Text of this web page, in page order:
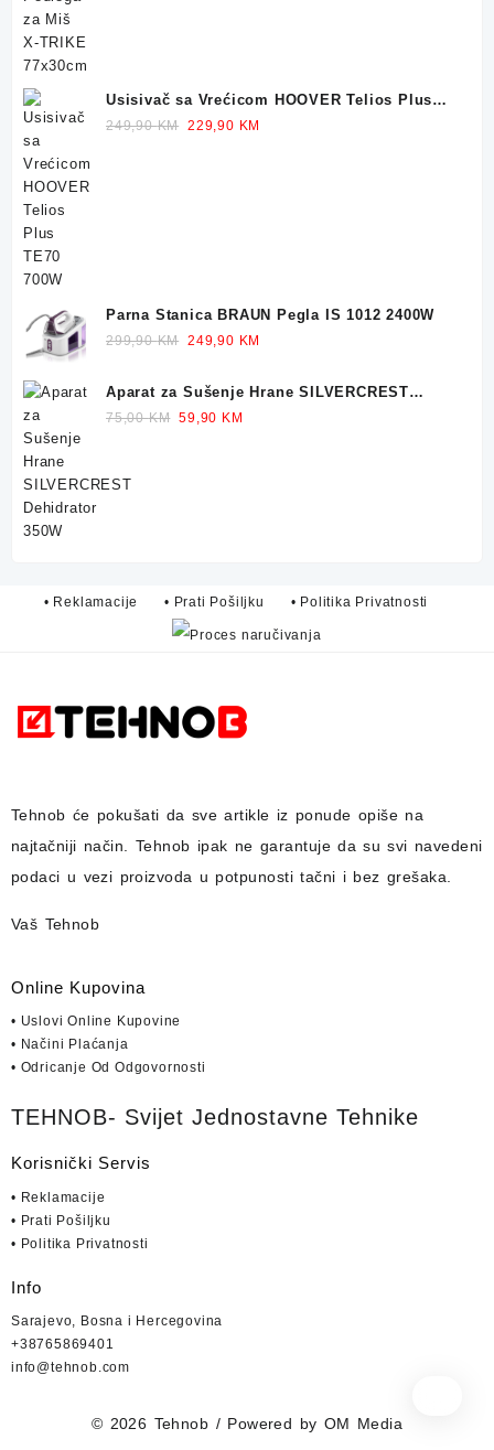
Usisivač sa Vrećicom HOOVER Telios Plus
TE70 700W
249,90KM Original
229,90 KM
Parna Stanica BRAUN Pegla IS 1012 2400W
299,90KM Original
was:
249,90 KM
Aparat za Sušenje Hrane SILVERCREST
Dehidrator 350W
75,00KM Original
59,90 KM
• Reklamacije • Prati Pošiljku • Politika Privatnosti
Tehnob će pokušati da sve artikle iz ponude opiše na
najtačniji način. Tehnob ipak ne garantuje da su svi navedeni
podaci u vezi proizvoda u potpunosti tačni i bez grešaka.
Vaš Tehnob
Online Kupovina
• Uslovi Online Kupovine
• Načini Plaćanja
• Odricanje Od Odgovornosti
TEHNOB- Svijet Jednostavne Tehnike
Korisnički Servis
• Reklamacije
• Prati Pošiljku
• Politika Privatnosti
Info
Sarajevo, Bosna i Hercegovina
+38765869401
info@tehnob.com
© 2026 Tehnob / Powered by OM Media